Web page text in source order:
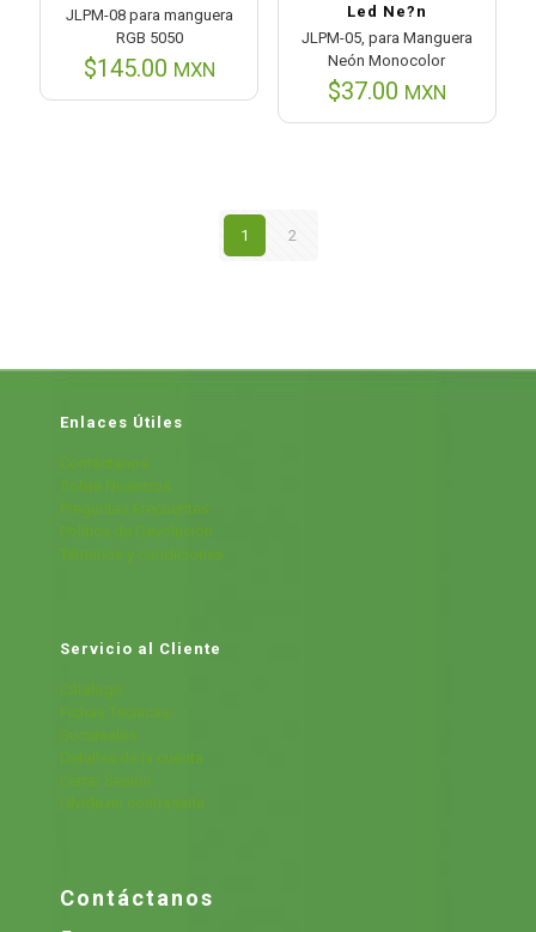
JLPM-08 para manguera
RGB 5050
$145.00 MXN
Led Ne?n
JLPM-05, para Manguera
Neón Monocolor
$37.00 MXN
1 2
Enlaces Útiles
Contáctanos
Sobre Nosotros
Preguntas Frecuentes
Política de Devolución
Términos y condiciones
Servicio al Cliente
Cátalogo
Fichas Técnicas
Sucursales
Detalles de la cuenta
Cerrar Sesión
Olvide mi contraseña
Contáctanos